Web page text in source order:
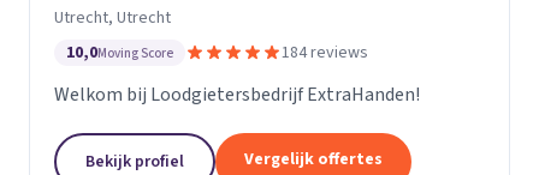
Utrecht, Utrecht
10,0Moving Score 184 reviews
Welkom bij Loodgietersbedrijf ExtraHanden!
Bekijk profiel Vergelijk offertes